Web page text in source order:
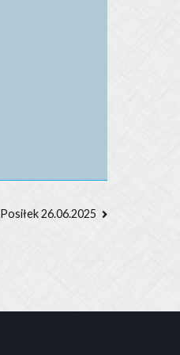
Posiłek 26.06.2025